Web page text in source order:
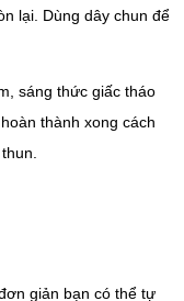
lại. Dùng dây chun để
sáng thức giấc tháo
thành xong cách
giản bạn có thể tự